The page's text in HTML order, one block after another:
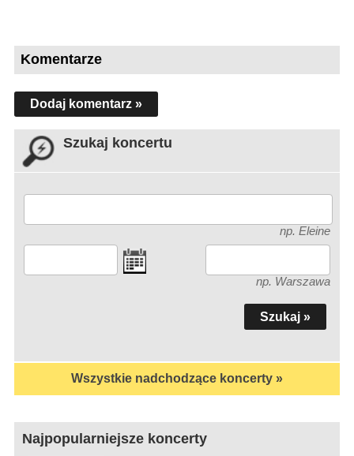
Komentarze
Dodaj komentarz »
Szukaj koncertu
np. Eleine
np. Warszawa
Wszystkie nadchodzące koncerty »
Najpopularniejsze koncerty